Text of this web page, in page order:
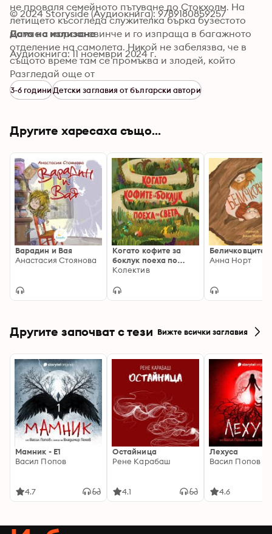
не проваля семейното пътуване до Стокхолм. На
летището късогледа служителка бърка бузестото
момче с морско свинче и го изпраща в багажното
отделение на самолета. Никой не забелязва, че в
същото време там се промъква и злодей, който
възнамерява да отвлече и да сготви последния
останал жив тигър на земята. Може ли едно момче,
което смятат за морско свинче, да спре злодея-
© 2024 Storyside (Аудиокнига): 9789180859257
Дата на излизане
Аудиокнига: 11 ноември 2024 г.
Разгледай още от
3-6 годиниДетски заглавия от български автори
Другите харесаха също...
Варадин и Вая
Анастасия Стоянова
Когато кофите за
боклук поеха по
света
Колектив
Беличковците
Анна Норт
Другите започват с тези Вижте всички заглавия
Мамник - E1
Васил Попов
4.7
Остайница
Рене Карабаш
4.1
Лехуса
Васил Попов
4.6